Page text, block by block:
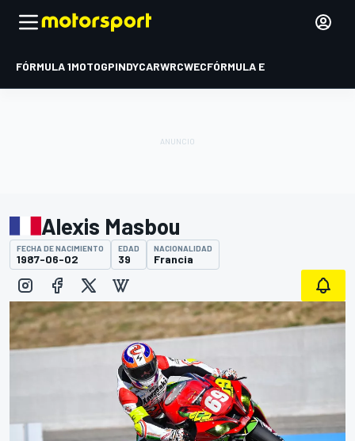
FÓRMULA 1MOTOGPINDYCARWRCWECFÓRMULA E
Alexis Masbou
FECHA DE NACIMIENTO
1987-06-02
EDAD
39
NACIONALIDAD
Francia